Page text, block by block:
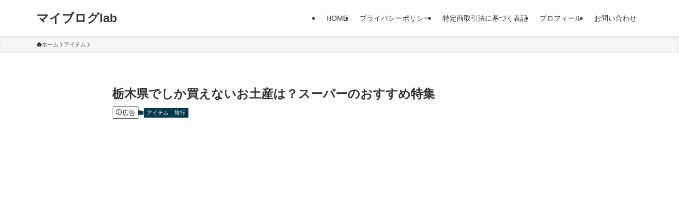
マイブログlab HOME プライバシーポリシー 特定商取引法に基づく表記 プロフィール お問い合わせ
ホーム アイテム
栃木県でしか買えないお土産は？スーパーのおすすめ特集
広告 アイテム 旅行